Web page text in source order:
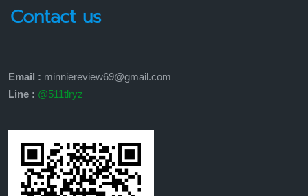
Contact us
Email : minniereview69@gmail.com
Line : @511tlryz